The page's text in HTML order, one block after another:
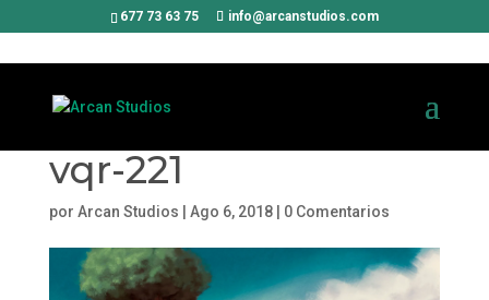
677 73 63 75 info@arcanstudios.com
vqr-221
por Arcan Studios Ago 6, 2018| 0 Comentarios